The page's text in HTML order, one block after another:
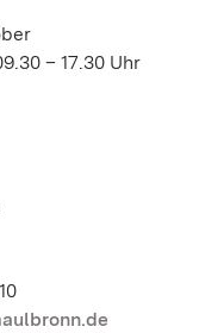
– 17.30 Uhr